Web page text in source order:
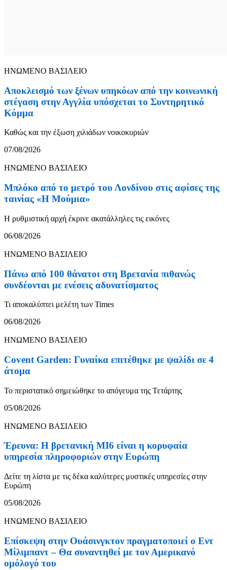
ΗΝΩΜΕΝΟ ΒΑΣΙΛΕΙΟ
Αποκλεισμό των ξένων υπηκόων από την κοινωνική
στέγαση στην Αγγλία υπόσχεται το Συντηρητικό
Κόμμα
Καθώς και την έξωση χιλιάδων νοικοκυριών
07/08/2026
ΗΝΩΜΕΝΟ ΒΑΣΙΛΕΙΟ
Μπλόκο από το μετρό του Λονδίνου στις αφίσες της
ταινίας «Η Μούμια»
Η ρυθμιστική αρχή έκρινε ακατάλληλες τις εικόνες
06/08/2026
ΗΝΩΜΕΝΟ ΒΑΣΙΛΕΙΟ
Πάνω από 100 θάνατοι στη Βρετανία πιθανώς
συνδέονται με ενέσεις αδυνατίσματος
Τι αποκαλύπτει μελέτη των Times
06/08/2026
ΗΝΩΜΕΝΟ ΒΑΣΙΛΕΙΟ
Covent Garden: Γυναίκα επιτέθηκε με ψαλίδι σε 4
άτομα
Το περιστατικό σημειώθηκε το απόγευμα της Τετάρτης
05/08/2026
ΗΝΩΜΕΝΟ ΒΑΣΙΛΕΙΟ
Έρευνα: Η βρετανική MI6 είναι η κορυφαία
υπηρεσία πληροφοριών στην Ευρώπη
Δείτε τη λίστα με τις δέκα καλύτερες μυστικές υπηρεσίες στην
Ευρώπη
05/08/2026
ΗΝΩΜΕΝΟ ΒΑΣΙΛΕΙΟ
Επίσκεψη στην Ουάσινγκτον πραγματοποιεί ο Εντ
Μίλιμπαντ – Θα συναντηθεί με τον Αμερικανό
ομόλογό του